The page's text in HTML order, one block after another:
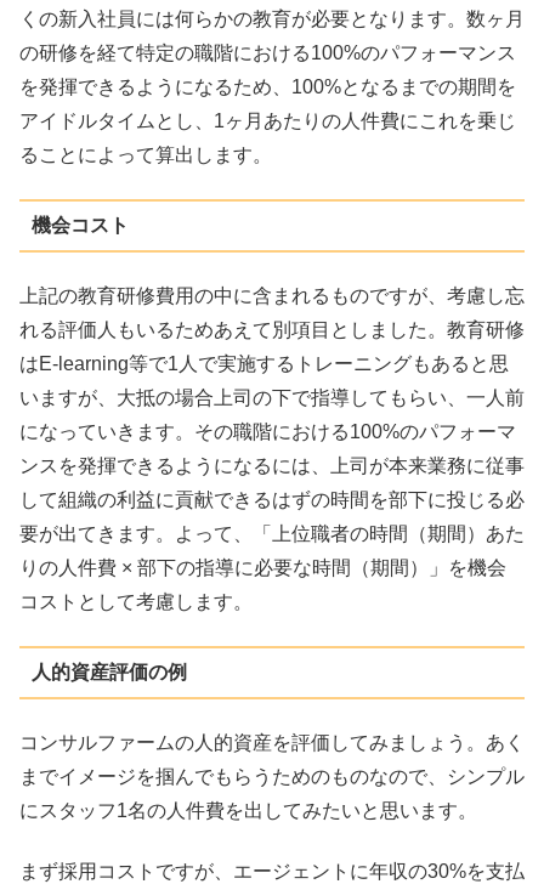
くの新入社員には何らかの教育が必要となります。数ヶ月
の研修を経て特定の職階における100%のパフォーマンス
を発揮できるようになるため、100%となるまでの期間を
アイドルタイムとし、1ヶ月あたりの人件費にこれを乗じ
ることによって算出します。
機会コスト
上記の教育研修費用の中に含まれるものですが、考慮し忘
れる評価人もいるためあえて別項目としました。教育研修
はE-learning等で1人で実施するトレーニングもあると思
いますが、大抵の場合上司の下で指導してもらい、一人前
になっていきます。その職階における100%のパフォーマ
ンスを発揮できるようになるには、上司が本来業務に従事
して組織の利益に貢献できるはずの時間を部下に投じる必
要が出てきます。よって、「上位職者の時間（期間）あた
りの人件費 × 部下の指導に必要な時間（期間）」を機会
コストとして考慮します。
人的資産評価の例
コンサルファームの人的資産を評価してみましょう。あく
までイメージを掴んでもらうためのものなので、シンプル
にスタッフ1名の人件費を出してみたいと思います。
まず採用コストですが、エージェントに年収の30%を支払